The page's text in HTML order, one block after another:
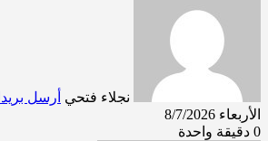
نجلاء فتحي أرسل
الأربعاء 8/7/2026
0 دقيقة واحدة